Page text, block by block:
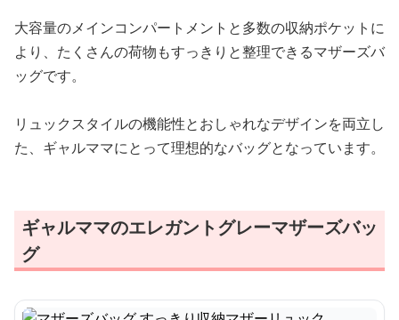
大容量のメインコンパートメントと多数の収納ポケットに
より、たくさんの荷物もすっきりと整理できるマザーズバ
ッグです。
リュックスタイルの機能性とおしゃれなデザインを両立し
た、ギャルママにとって理想的なバッグとなっています。
ギャルママのエレガントグレーマザーズバッ
グ